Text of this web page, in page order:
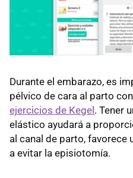
Durante el embarazo, es
pélvico de cara al parto
ejercicios de Kegel. Tener
elástico ayudará a
al canal de parto, favorece
a evitar la episiotomía.